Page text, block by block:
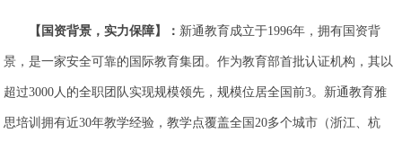
【国资背景，实力保障】： 新通教育成立于1996年，拥有国资背
景，是一家安全可靠的国际教育集团。作为教育部首批认证机构，其以
超过3000人的全职团队实现规模领先，规模位居全国前3。新通教育雅
思培训拥有近30年教学经验，教学点覆盖全国20多个城市（浙江、杭